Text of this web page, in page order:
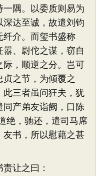
隅。以委质则易为
达至诚，故遣刘钧
纤介。而玺书盛称
、尉佗之谋，窃自
，顺逆之分。岂可
之节，为倾覆之
三者虽问狂夫，犹
产弟友诣阙，口陈
绝，驰还，遣司马席
书，所以慰藉之甚
让之曰：